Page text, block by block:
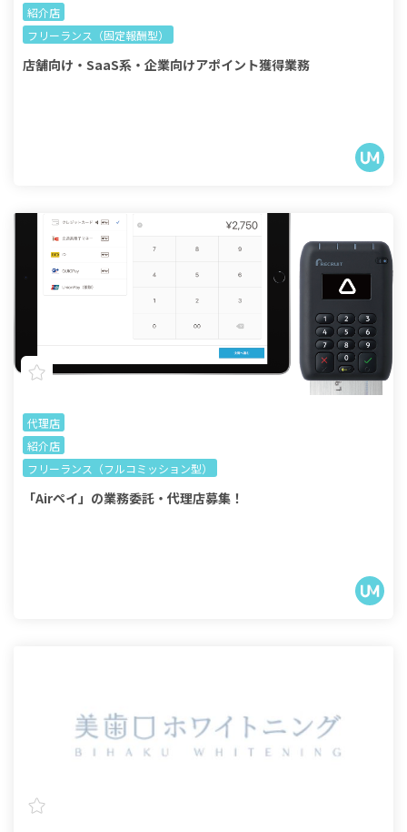
紹介店
フリーランス（固定報酬型）
店舗向け・SaaS系・企業向けアポイント獲得業務
代理店
紹介店
フリーランス（フルコミッション型）
「Airペイ」の業務委託・代理店募集！